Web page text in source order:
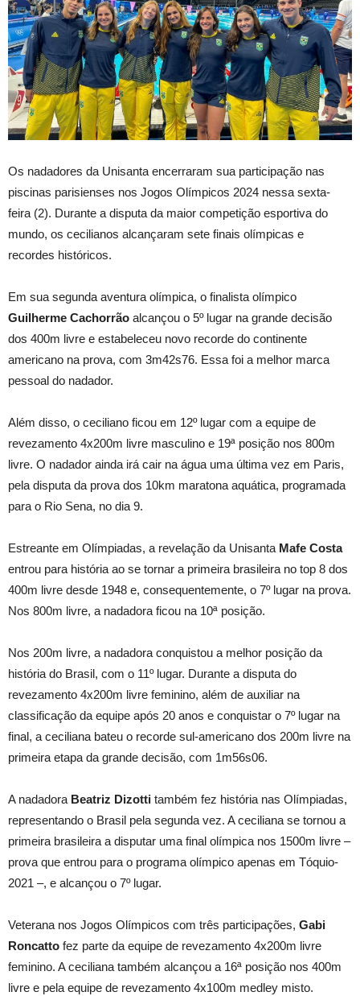
Os nadadores da Unisanta encerraram sua participação nas
piscinas parisienses nos Jogos Olímpicos 2024 nessa sexta-
feira (2). Durante a disputa da maior competição esportiva do
mundo, os cecilianos alcançaram sete finais olímpicas e
recordes históricos.
Em sua segunda aventura olímpica, o finalista olímpico
Guilherme Cachorrão alcançou o 5º lugar na grande decisão
dos 400m livre e estabeleceu novo recorde do continente
americano na prova, com 3m42s76. Essa foi a melhor marca
pessoal do nadador.
Além disso, o ceciliano ficou em 12º lugar com a equipe de
revezamento 4x200m livre masculino e 19ª posição nos 800m
livre. O nadador ainda irá cair na água uma última vez em Paris,
pela disputa da prova dos 10km maratona aquática, programada
para o Rio Sena, no dia 9.
Estreante em Olímpiadas, a revelação da Unisanta Mafe Costa
entrou para história ao se tornar a primeira brasileira no top 8 dos
400m livre desde 1948 e, consequentemente, o 7º lugar na prova.
Nos 800m livre, a nadadora ficou na 10ª posição.
Nos 200m livre, a nadadora conquistou a melhor posição da
história do Brasil, com o 11º lugar. Durante a disputa do
revezamento 4x200m livre feminino, além de auxiliar na
classificação da equipe após 20 anos e conquistar o 7º lugar na
final, a ceciliana bateu o recorde sul-americano dos 200m livre na
primeira etapa da grande decisão, com 1m56s06.
A nadadora Beatriz Dizotti também fez história nas Olímpiadas,
representando o Brasil pela segunda vez. A ceciliana se tornou a
primeira brasileira a disputar uma final olímpica nos 1500m livre –
prova que entrou para o programa olímpico apenas em Tóquio-
2021 –, e alcançou o 7º lugar.
Veterana nos Jogos Olímpicos com três participações, Gabi
Roncatto fez parte da equipe de revezamento 4x200m livre
feminino. A ceciliana também alcançou a 16ª posição nos 400m
livre e pela equipe de revezamento 4x100m medley misto.